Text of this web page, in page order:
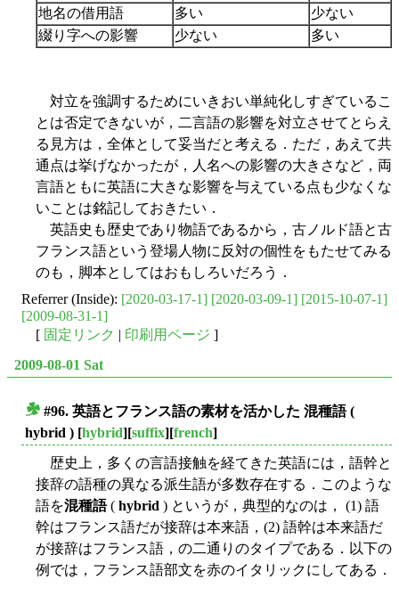
地名の借用語
多い
少ない
綴り字への影響
少ない 多い
対立を強調するためにいきおい単純化しすぎているこ
とは否定できないが，二言語の影響を対立させてとらえ
る見方は，全体として妥当だと考える．ただ，あえて共
通点は挙げなかったが，人名への影響の大きさなど，両
言語ともに英語に大きな影響を与えている点も少なくな
いことは銘記しておきたい．
英語史も歴史であり物語であるから，古ノルド語と古
フランス語という登場人物に反対の個性をもたせてみる
のも，脚本としてはおもしろいだろう．
Referrer (Inside): [2020-03-17-1] [2020-03-09-1] [2015-10-07-1]
[2009-08-31-1]
[ 固定リンク | 印刷用ページ ]
2009-08-01 Sat
#96. 英語とフランス語の素材を活かした 混種語(
hybrid ) [hybrid][suffix][french]
歴史上，多くの言語接触を経てきた英語には，語幹と
接辞の語種の異なる派生語が多数存在する．このような
語を混種語( hybrid ) というが，典型的なのは， (1) 語
幹はフランス語だが接辞は本来語，(2) 語幹は本来語だ
が接辞はフランス語，の二通りのタイプである．以下の
例では，フランス語部文を赤のイタリックにしてある．